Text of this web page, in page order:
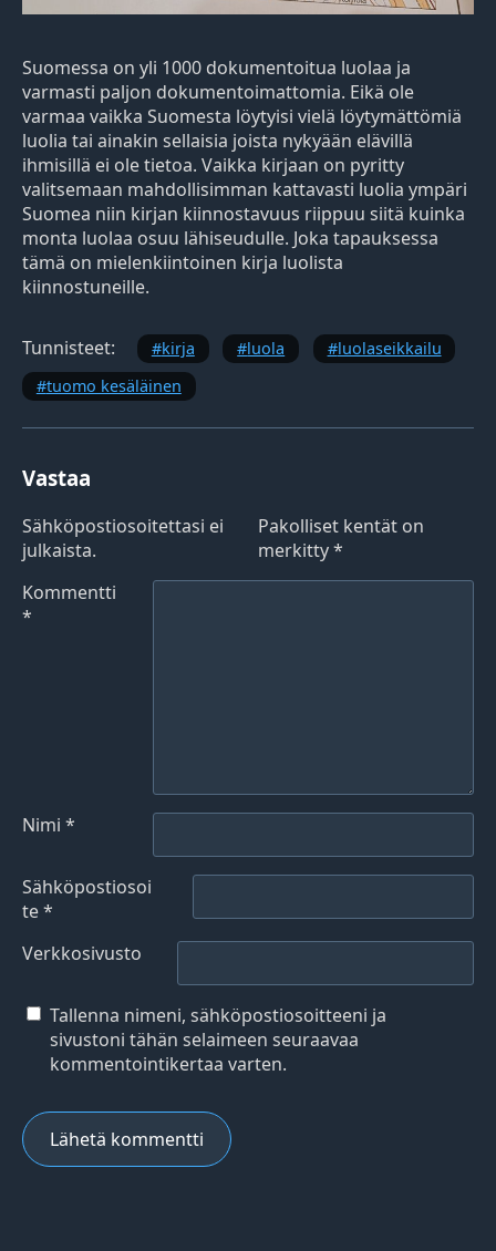
Suomessa on yli 1000 dokumentoitua luolaa ja
varmasti paljon dokumentoimattomia. Eikä ole
varmaa vaikka Suomesta löytyisi vielä löytymättömiä
luolia tai ainakin sellaisia joista nykyään elävillä
ihmisillä ei ole tietoa. Vaikka kirjaan on pyritty
valitsemaan mahdollisimman kattavasti luolia ympäri
Suomea niin kirjan kiinnostavuus riippuu siitä kuinka
monta luolaa osuu lähiseudulle. Joka tapauksessa
tämä on mielenkiintoinen kirja luolista
kiinnostuneille.
Tunnisteet: kirja luola
luolaseikkailu
tuomo kesäläinen
Vastaa
Sähköpostiosoitettasi ei
julkaista.
Pakolliset kentät on
merkitty*
Kommentti
*
Nimi *
Sähköpostiosoi
te*
Verkkosivusto
Tallenna nimeni, sähköpostiosoitteeni ja
sivustoni tähän selaimeen seuraavaa
kommentointikertaa varten.